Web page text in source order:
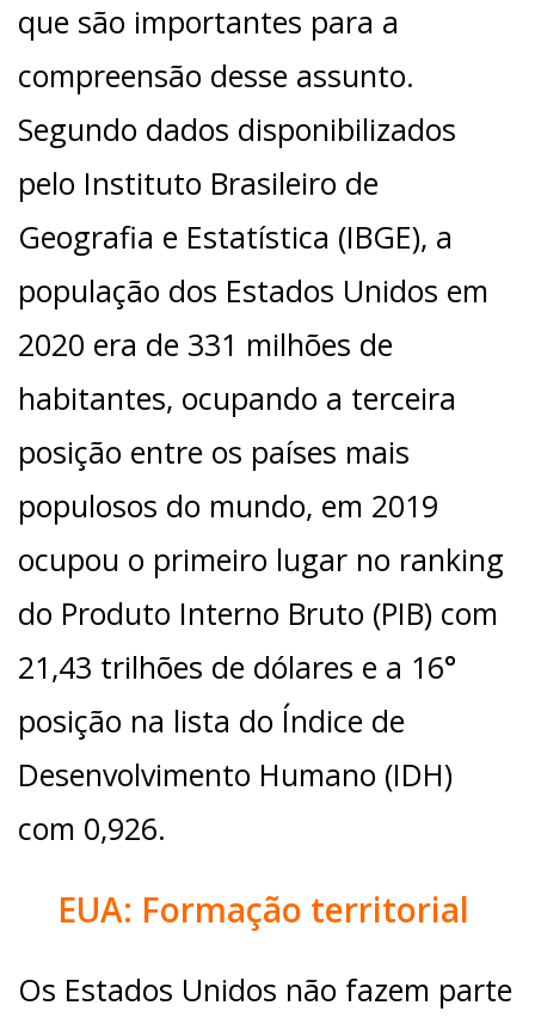
que são importantes para a
compreensão desse assunto.
Segundo dados disponibilizados
pelo Instituto Brasileiro de
Geografia e Estatística (IBGE), a
população dos Estados Unidos em
2020 era de 331 milhões de
habitantes, ocupando a terceira
posição entre os países mais
populosos do mundo, em 2019
ocupou o primeiro lugar no ranking
do Produto Interno Bruto (PIB) com
21,43 trilhões de dólares e a 16°
posição na lista do Índice de
Desenvolvimento Humano (IDH)
com 0,926.
EUA: Formação territorial
Os Estados Unidos não fazem parte